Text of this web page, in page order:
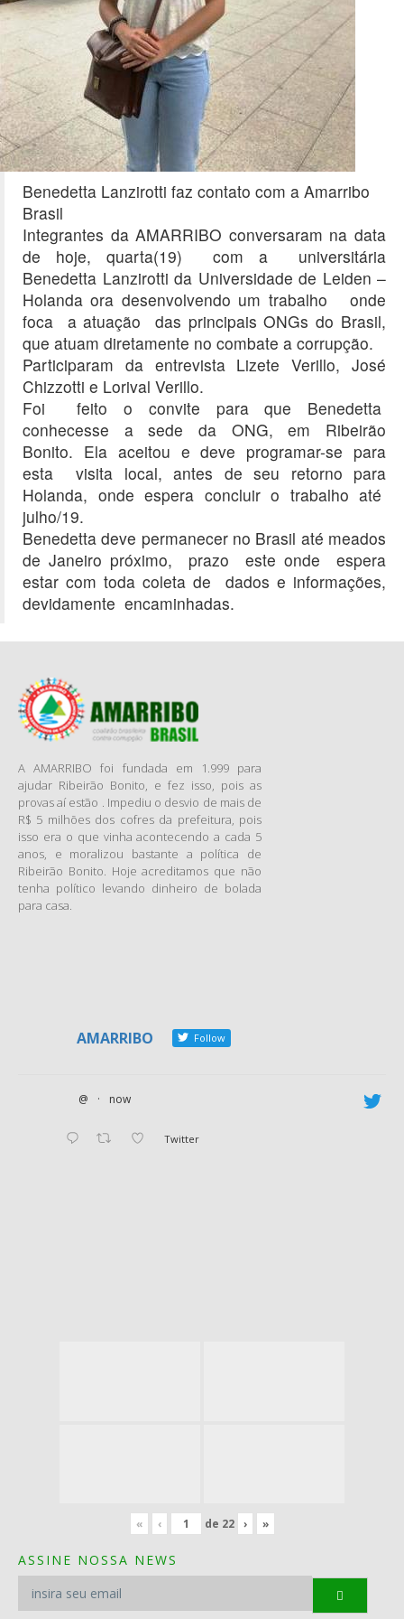
Benedetta Lanzirotti faz contato com a Amarribo
Brasil
Integrantes da AMARRIBO conversaram na data
de hoje, quarta(19) com a universitária
Benedetta Lanzirotti da Universidade de Leiden –
Holanda ora desenvolvendo um trabalho onde
foca a atuação das principais ONGs do Brasil,
que atuam diretamente no combate a corrupção.
Participaram da entrevista Lizete Verillo, José
Chizzotti e Lorival Verillo.
Foi feito o convite para que Benedetta
conhecesse a sede da ONG, em Ribeirão
Bonito. Ela aceitou e deve programar-se para
esta visita local, antes de seu retorno para
Holanda, onde espera concluir o trabalho até
julho/19.
Benedetta deve permanecer no Brasil até meados
de Janeiro próximo, prazo este onde espera
estar com toda coleta de dados e informações,
devidamente encaminhadas.
A AMARRIBO foi fundada em 1.999 para
ajudar Ribeirão Bonito, e fez isso, pois as
provas aí estão . Impediu o desvio de mais de
R$ 5 milhões dos cofres da prefeitura, pois
isso era o que vinha acontecendo a cada 5
anos, e moralizou bastante a política de
Ribeirão Bonito. Hoje acreditamos que não
tenha político levando dinheiro de bolada
para casa.
AMARRIBO Follow
@ · now
Twitter
« ‹ de 22 › »
ASSINE NOSSA NEWS